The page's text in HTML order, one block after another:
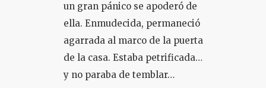
un gran pánico se apoderó de
ella. Enmudecida, permaneció
agarrada al marco de la puerta
de la casa. Estaba petrificada…
y no paraba de temblar…